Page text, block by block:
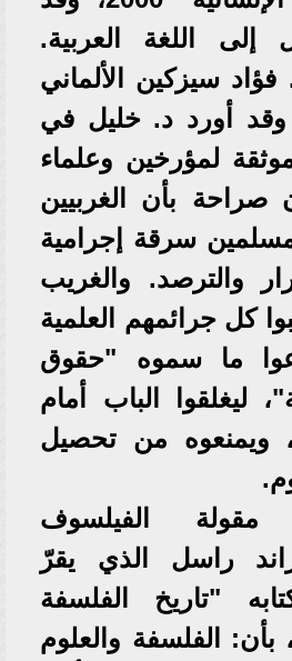
إلى اللغة العربية.
سيزكين الألماني
وقد أورد د. خليل في
لمؤرخين وعلماء
صراحة بأن الغربيين
سرقة إجرامية
والترصد. والغريب
كل جرائمهم العلمية
ما سموه "حقوق
ليغلقوا الباب أمام
ويمنعوه من تحصيل
الفيلسوف
راسل الذي يقرّ
"تاريخ الفلسفة
الغربية"، 1945، بأن: الفلسفة والعلوم